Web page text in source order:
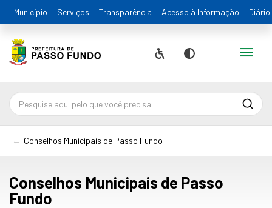
Município Serviços Transparência Acesso à Informação
Acessibilidade
Contraste
Alternar
Conselhos Municipais de Passo Fundo
Conselhos Municipais de Passo
Fundo